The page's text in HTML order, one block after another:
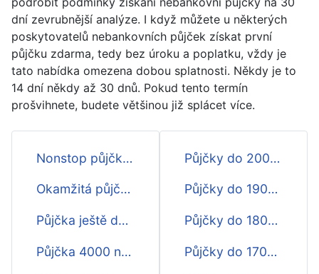
dní zevrubnější analýze. I když můžete u některých
poskytovatelů nebankovních půjček získat první
půjčku zdarma, tedy bez úroku a poplatku, vždy je
tato nabídka omezena dobou splatnosti. Někdy je to
14 dní někdy až 30 dnů. Pokud tento termín
prošvihnete, budete většinou již splácet více.
Nonstop půjčka na 30 dní
Okamžitá půjčka na 30 dní
Půjčka ještě dnes na 30 dnů
Půjčka 4000 na 30 dní
Půjčky do 20000 Kč na 30 dní
Půjčky do 19000 Kč na 30 dní
Půjčky do 18000 Kč na 30 dní
Půjčky do 17000 Kč na 30 dní